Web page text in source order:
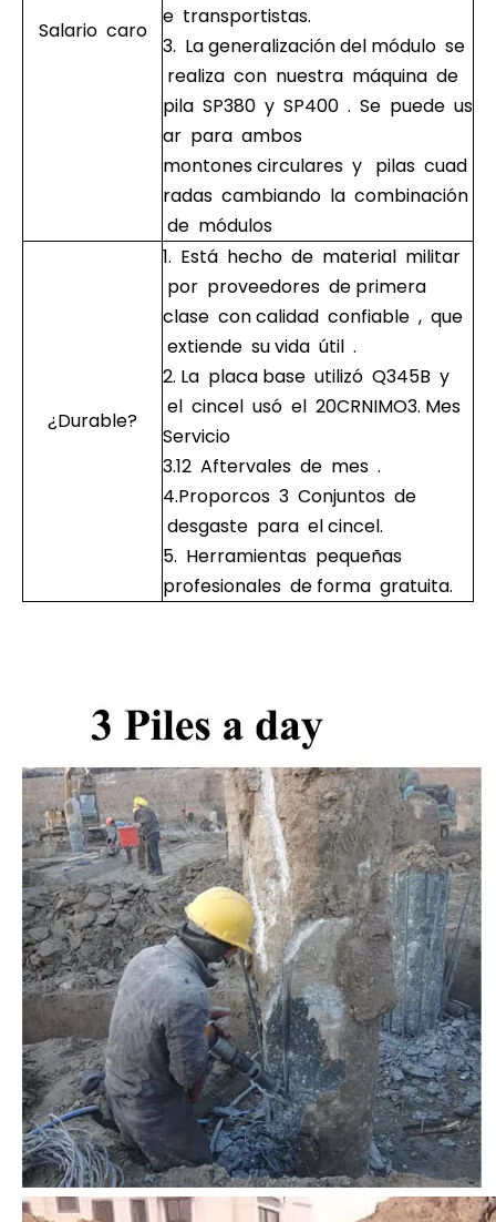
Salario caro
e transportistas.
3. La generalización del módulo se
realiza con nuestra máquina de
pila SP380 y SP400 . Se puede us
ar para ambos ​
montones circulares y pilas cuad
radas cambiando la combinación
de módulos
¿Durable?
1. Está hecho de material militar
por proveedores de primera
clase con calidad confiable , que
extiende su vida útil .
2. La placa base utilizó Q345B y
el cincel usó el 20CRNIMO3. Mes
Servicio
3.12 Aftervales de mes .
4.Proporcos 3 Conjuntos de
desgaste para el cincel.
5. Herramientas pequeñas
profesionales de forma gratuita.